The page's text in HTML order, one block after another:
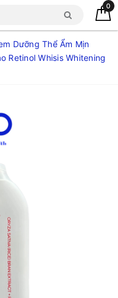
0
Dưỡng Thể Ẩm Mịn
Retinol Whisis Whitening